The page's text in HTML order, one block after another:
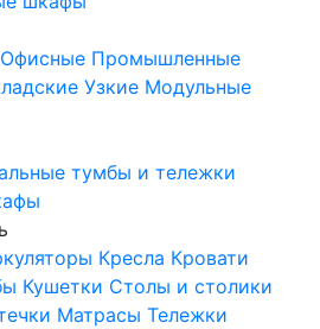
Офисные Промышленные
Узкие Модульные
тумбы и тележки
Кресла Кровати
Кушетки Столы и столики
Матрасы Тележки